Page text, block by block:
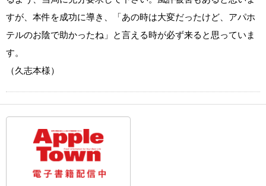
すが、本件を成功に導き、「あの時は大変だったけど、アパホ
テルのお陰で助かったね」と言える時が必ず来ると思っていま
す。
（久志本様）